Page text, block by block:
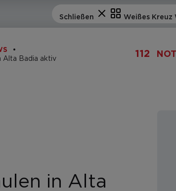
Alta Badia aktiv 112
in Alta